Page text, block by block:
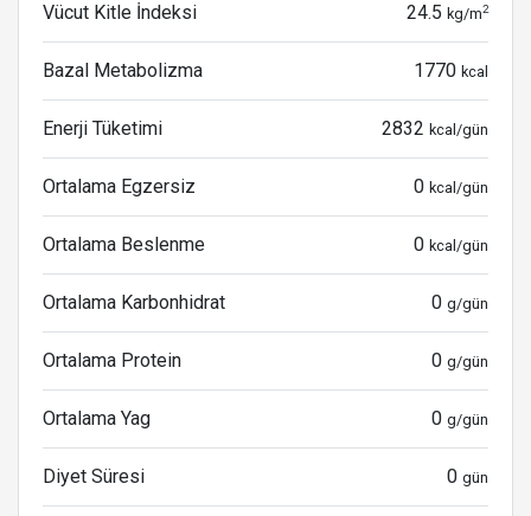
Vücut Kitle İndeksi 24.5 kg/m2
Bazal Metabolizma 1770 kcal
Enerji Tüketimi 2832 kcal/gün
Ortalama Egzersiz 0 kcal/gün
Ortalama Beslenme 0 kcal/gün
Ortalama Karbonhidrat 0 g/gün
Ortalama Protein 0 g/gün
Ortalama Yag 0 g/gün
Diyet Süresi 0 gün